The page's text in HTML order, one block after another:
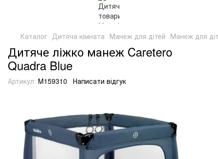
Каталог Дитяча кімната Манеж для дітей Манеж для
Дитяче ліжко манеж Caretero
Quadra Blue
Артикул: M159310 Написати відгук